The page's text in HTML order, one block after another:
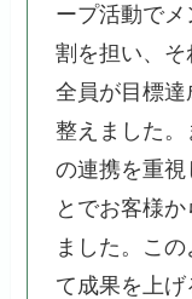
ープ活動で
割を担い、そ
全員が目標
整えました。
の連携を重視
とでお客様
ました。こ
て成果を上